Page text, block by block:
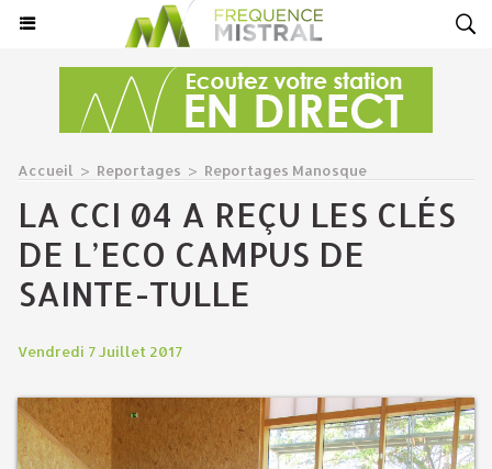
Accueil > Reportages > Reportages Manosque
LA CCI 04 A REÇU LES CLÉS
DE L’ECO CAMPUS DE
SAINTE-TULLE
Vendredi 7 Juillet 2017